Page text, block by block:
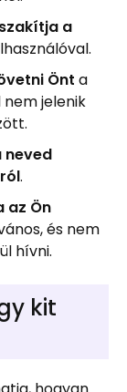
a
Önt a
nem jelenik
neved
.
az Ön
és nem
hívni.
kit